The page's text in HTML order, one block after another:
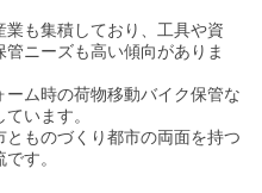
業も集積しており、工具や資
ニーズも高い傾向がありま
ム時の荷物移動バイク保管な
います。
ものづくり都市の両面を持つ
す。